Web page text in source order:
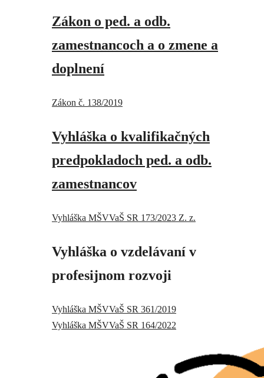
Zákon o ped. a odb.
zamestnancoch a o zmene a
doplnení
Zákon č. 138/2019
Vyhláška o kvalifikačných
predpokladoch ped. a odb.
zamestnancov
Vyhláška MŠVVaŠ SR 173/2023 Z. z.
Vyhláška o vzdelávaní v
profesijnom rozvoji
Vyhláška MŠVVaŠ SR 361/2019
Vyhláška MŠVVaŠ SR 164/2022